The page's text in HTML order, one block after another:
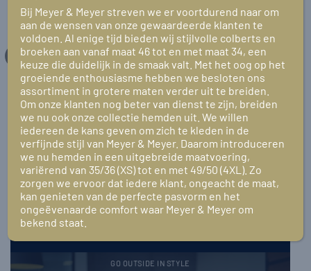
-25%
9915.10.12
Vlinderstrik Zwart
€20,00 Oorspronkelijke
prijs
was:
€20,00.
€15,00Huidige
prijs
is:
€15,00.
GO OUTSIDE IN STYLE
Bij Meyer & Meyer streven we er voortdurend naar om
aan de wensen van onze gewaardeerde klanten te
voldoen. Al enige tijd bieden wij stijlvolle colberts en
broeken aan vanaf maat 46 tot en met maat 34, een
keuze die duidelijk in de smaak valt. Met het oog op het
groeiende enthousiasme hebben we besloten ons
assortiment in grotere maten verder uit te breiden.
Om onze klanten nog beter van dienst te zijn, breiden
we nu ook onze collectie hemden uit. We willen
iedereen de kans geven om zich te kleden in de
verfijnde stijl van Meyer & Meyer. Daarom introduceren
we nu hemden in een uitgebreide maatvoering,
variërend van 35/36 (XS) tot en met 49/50 (4XL). Zo
zorgen we ervoor dat iedere klant, ongeacht de maat,
kan genieten van de perfecte pasvorm en het
ongeëvenaarde comfort waar Meyer & Meyer om
bekend staat.